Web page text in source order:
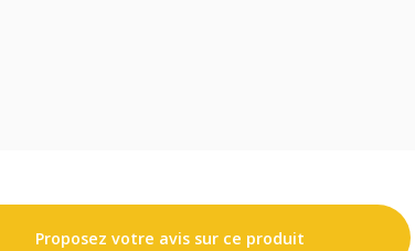
Proposez votre avis sur ce produit